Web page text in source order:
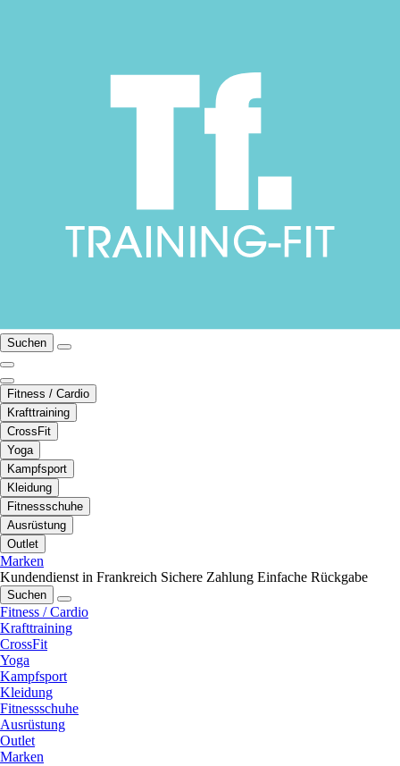
Suchen
Fitness / Cardio
Krafttraining
CrossFit
Yoga
Kampfsport
Kleidung
Fitnessschuhe
Ausrüstung
Outlet
Marken
Kundendienst in Frankreich Sichere Zahlung Einfache Rückgabe
Suchen
Fitness / Cardio
Krafttraining
CrossFit
Yoga
Kampfsport
Kleidung
Fitnessschuhe
Ausrüstung
Outlet
Marken